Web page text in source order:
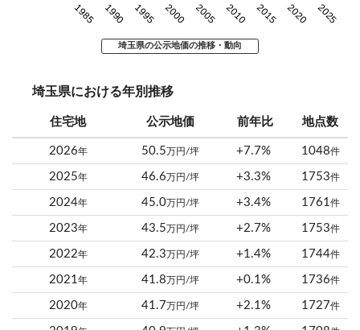
1985 1990 1995 2000 2005 2010 2015 2020 2025
埼玉県の公示地価の推移・動向
埼玉県における年別推移
住宅地 公示地価 前年比 地点数
2026年 50.5万円/坪 +7.7% 1048件
2025年 46.6万円/坪 +3.3% 1753件
2024年 45.0万円/坪 +3.4% 1761件
2023年 43.5万円/坪 +2.7% 1753件
2022年 42.3万円/坪 +1.4% 1744件
2021年 41.8万円/坪 +0.1% 1736件
2020年 41.7万円/坪 +2.1% 1727件